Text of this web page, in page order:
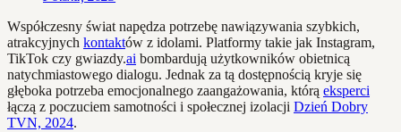
Współczesny świat napędza potrzebę nawiązywania szybkich,
atrakcyjnych kontaktów z idolami. Platformy takie jak Instagram,
TikTok czy gwiazdy.ai bombardują użytkowników obietnicą
natychmiastowego dialogu. Jednak za tą dostępnością kryje się
głęboka potrzeba emocjonalnego zaangażowania, którą eksperci
łączą z poczuciem samotności i społecznej izolacji Dzień Dobry
TVN, 2024.